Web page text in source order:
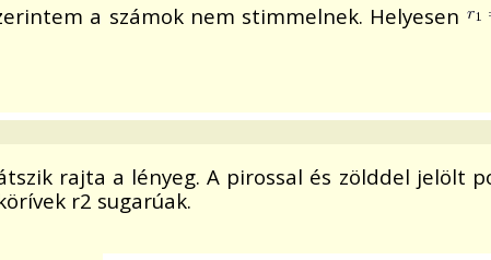
a számok nem stimmelnek. Helyesen
rajta a lényeg. A pirossal és zölddel jelölt
r2 sugarúak.